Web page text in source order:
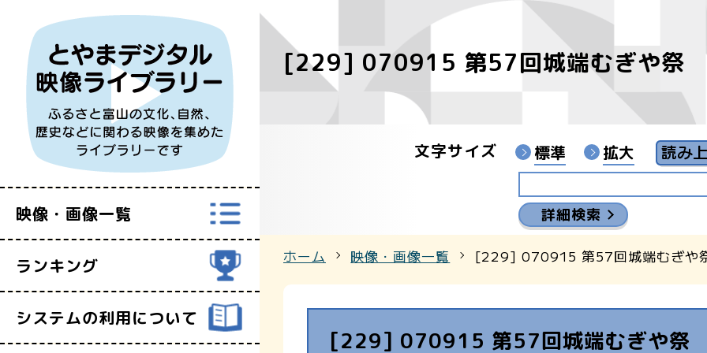
映像・画像一覧
すべての映像
富山県映像センターYouTubeチャンネル
ランキング
システムの利用について
[229] 070915 第57回城端むぎや祭
文字サイズ 標準 拡大
詳細検索
ホーム 映像・画像一覧 [229] 070915 第57回城端むぎや
[229] 070915 第57回城端むぎや祭